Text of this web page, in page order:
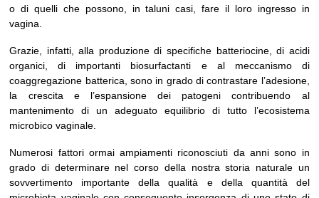
o di quelli che possono, in taluni casi, fare il loro ingresso in
vagina.
Grazie, infatti, alla produzione di specifiche batteriocine, di acidi
organici, di importanti biosurfactanti e al meccanismo di
coaggregazione batterica, sono in grado di contrastare l’adesione,
la crescita e l’espansione dei patogeni contribuendo al
mantenimento di un adeguato equilibrio di tutto l’ecosistema
microbico vaginale.
Numerosi fattori ormai ampiamenti riconosciuti da anni sono in
grado di determinare nel corso della nostra storia naturale un
sovvertimento importante della qualità e della quantità del